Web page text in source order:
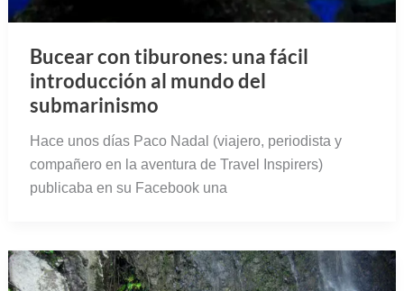
Bucear con tiburones: una fácil
introducción al mundo del
submarinismo
Hace unos días Paco Nadal (viajero, periodista y
compañero en la aventura de Travel Inspirers)
publicaba en su Facebook una